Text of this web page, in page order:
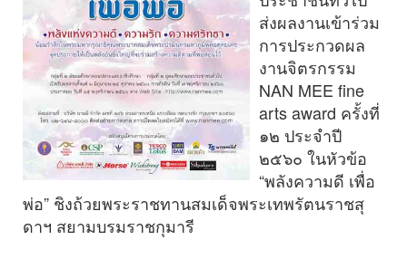
ส่งผลงานเข้าร่วม
การประกวดผล
งานจิตรกรรม
NAN MEE fine
arts award ครั้งที่
๑๒ ประจำปี
๒๕๖๐ ในหัวข้อ
“พลังความดี เพื่อ
พ่อ” ชิงถ้วยพระราชทานสมเด็จพระเทพรัตนราชสุ
ดาฯ สยามบรมราชกุมารี